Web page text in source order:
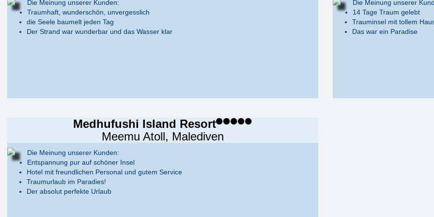
Die Meinung unserer Kunden:
Traumhaft, wunderschön, unvergesslich
die Seele baumelt jeden Tag
Der Strand war wunderbar und das Wasser klar
Die Meinung unserer
14 Tage Traum gelebt
Trauminsel mit tollem
Das war ein Paradise
Medhufushi Island Resort
Meemu Atoll, Malediven
Die Meinung unserer Kunden:
Entspannung pur auf schöner Insel
Hotel mit freundlichen Personal und gutem Service
Traumurlaub im Paradies!
Der absolut perfekte Urlaub